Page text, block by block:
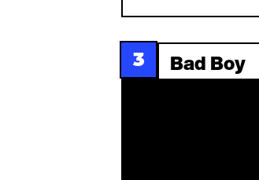
3 Bad Boy